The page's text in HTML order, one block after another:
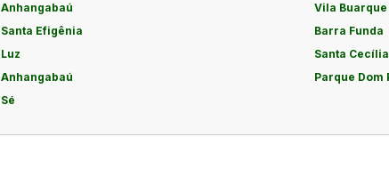
Anhangabaú
Vila Buarque
Santa Efigênia
Barra Funda
Luz
Santa Cecília
Anhangabaú
Parque Dom
Sé